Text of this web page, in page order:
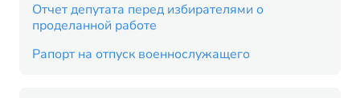
Отчет депутата перед избирателями о
проделанной работе
Рапорт на отпуск военнослужащего